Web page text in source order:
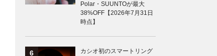
Polar・SUUNTOが最大
38%OFF【2026年7月31日
時点】
カシオ初のスマートリング